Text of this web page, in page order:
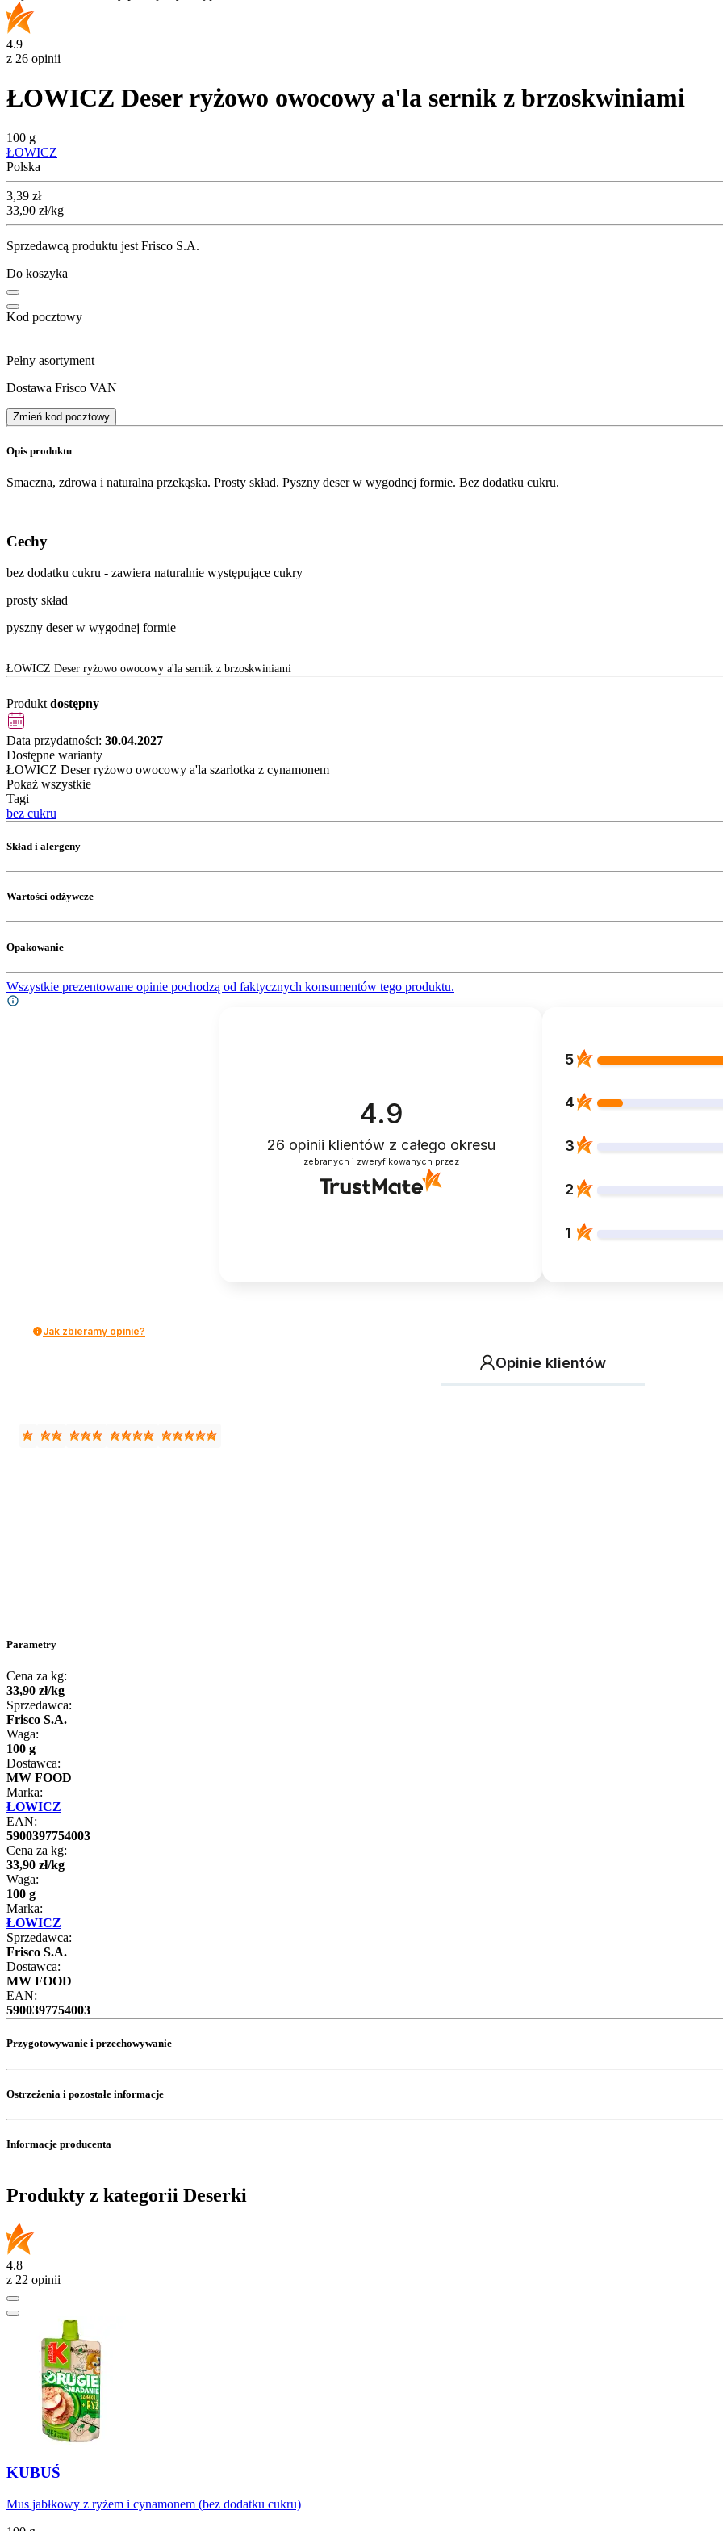
4.9
z 26 opinii
ŁOWICZ Deser ryżowo owocowy a'la sernik z brzoskwiniami
100 g
ŁOWICZ
Polska
Cena
3,39 zł
33,90 zł/kg
Sprzedawcą produktu jest Frisco S.A.
Do koszyka
Kod pocztowy
Pełny asortyment
Dostawa Frisco VAN
Zmień kod pocztowy
Opis produktu
Smaczna, zdrowa i naturalna przekąska. Prosty skład. Pyszny deser w wygodnej formie. Bez dodatku cukru.
Cechy
bez dodatku cukru - zawiera naturalnie występujące cukry
prosty skład
pyszny deser w wygodnej formie
ŁOWICZ Deser ryżowo owocowy a'la sernik z brzoskwiniami
Produkt dostępny
Data przydatności: 30.04.2027
Dostępne warianty
ŁOWICZ Deser ryżowo owocowy a'la szarlotka z cynamonem
Pokaż wszystkie
Tagi
bez cukru
Skład i alergeny
Wartości odżywcze
Opakowanie
Wszystkie prezentowane opinie pochodzą od faktycznych konsumentów tego produktu.
4.9
26 opinii klientów z całego okresu
zebranych i zweryfikowanych przez
5
4
3
2
1
Jak zbieramy opinie?
Opinie klientów
Parametry
Cena za kg:
33,90 zł/kg
Sprzedawca:
Frisco S.A.
Waga:
100 g
Dostawca:
MW FOOD
Marka:
ŁOWICZ
EAN:
5900397754003
Cena za kg:
33,90 zł/kg
Waga:
100 g
Marka:
ŁOWICZ
Sprzedawca:
Frisco S.A.
Dostawca:
MW FOOD
EAN:
5900397754003
Przygotowywanie i przechowywanie
Ostrzeżenia i pozostałe informacje
Informacje producenta
Produkty z kategorii Deserki
4.8
z 22 opinii
KUBUŚ
Mus jabłkowy z ryżem i cynamonem (bez dodatku cukru)